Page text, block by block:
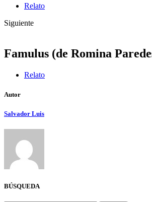
Relato
Siguiente
Famulus (de Romina
Relato
Autor
Salvador Luis
BÚSQUEDA